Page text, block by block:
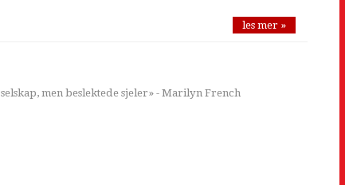
les mer »
men beslektede sjeler» - Marilyn French